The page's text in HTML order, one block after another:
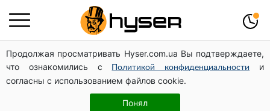
Продолжая просматривать Hyser.com.ua Вы подтверждаете,
что ознакомились с
Политикой конфиденциальности
и
согласны с использованием файлов cookie.
Понял
"Холостячка" Ксения Мишина перестаралась и
блеснула зоной бикини: слишком широко раздвинула
Как участник боевых действий может оформить
льготу на оплату коммунальных услуг: инструкция